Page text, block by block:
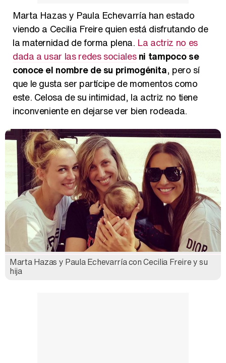
Magdalena de Suecia responde a las críticas y explica por qué le han permitido lanzar su propio negocio
Marta Hazas y Paula Echevarría han estado
viendo a Cecilia Freire quien está disfrutando de
la maternidad de forma plena. La actriz no es
dada a usar las redes sociales ni tampoco se
conoce el nombre de su primogénita, pero sí
que le gusta ser partícipe de momentos como
este. Celosa de su intimidad, la actriz no tiene
inconveniente en dejarse ver bien rodeada.
Marta Hazas y Paula Echevarría con Cecilia Freire y su
hija